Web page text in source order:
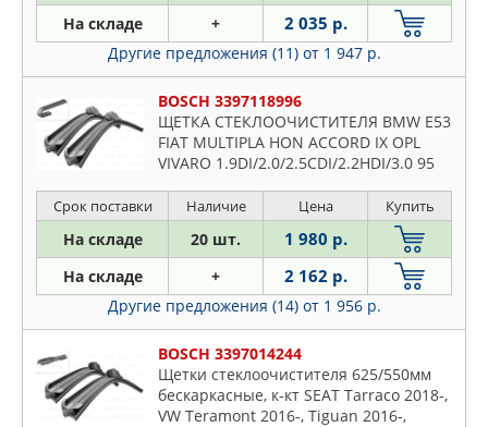
На складе + 2 035 р.
Другие предложения (11) от 1 947 р.
BOSCH 3397118996
ЩЕТКА СТЕКЛООЧИСТИТЕЛЯ BMW E53
FIAT MULTIPLA HON ACCORD IX OPL
VIVARO 1.9DI/2.0/2.5CDI/2.2HDI/3.0 95
Срок поставки Наличие Цена Купить
На складе 20 шт. 1 980 р.
На складе + 2 162 р.
Другие предложения (14) от 1 956 р.
BOSCH 3397014244
Щетки стеклоочистителя 625/550мм
бескаркасные, к-кт SEAT Tarraco 2018-,
VW Teramont 2016-, Tiguan 2016-,